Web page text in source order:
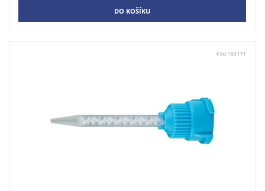
Kód: 169171